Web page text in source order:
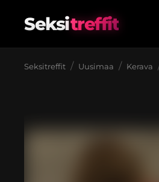
Seksitreffit
Seksitreffit Uusimaa Kerava